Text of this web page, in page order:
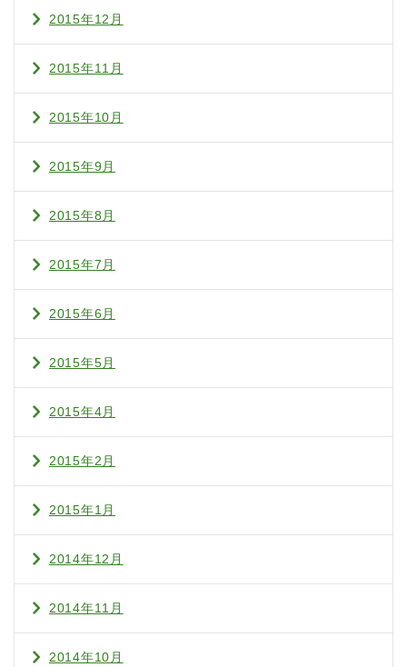
2015年12月
2015年11月
2015年10月
2015年9月
2015年8月
2015年7月
2015年6月
2015年5月
2015年4月
2015年2月
2015年1月
2014年12月
2014年11月
2014年10月